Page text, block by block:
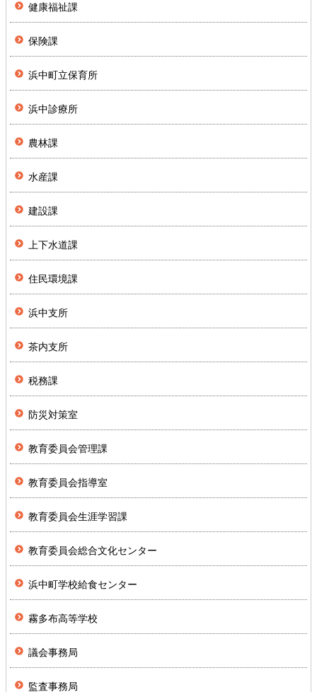
健康福祉課
保険課
浜中町立保育所
浜中診療所
農林課
水産課
建設課
上下水道課
住民環境課
浜中支所
茶内支所
税務課
防災対策室
教育委員会管理課
教育委員会指導室
教育委員会生涯学習課
教育委員会総合文化センター
浜中町学校給食センター
霧多布高等学校
議会事務局
監査事務局